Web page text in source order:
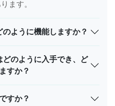
ます。
ように機能しますか？
どのように入手でき、ど
すか？
すか？